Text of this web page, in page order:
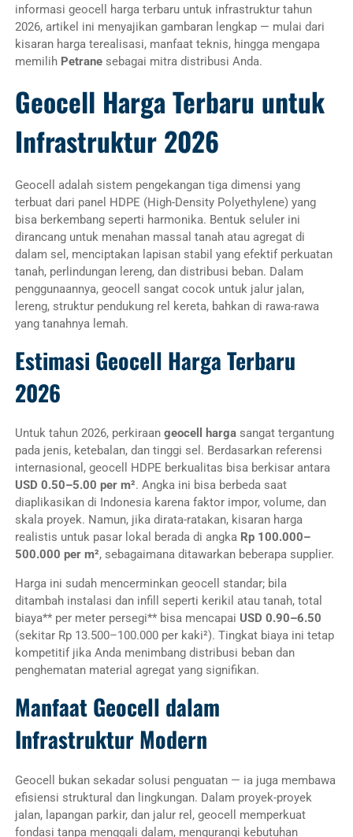
informasi geocell harga terbaru untuk infrastruktur tahun
2026, artikel ini menyajikan gambaran lengkap — mulai dari
kisaran harga terealisasi, manfaat teknis, hingga mengapa
memilih Petranesebagai mitra distribusi Anda.
Geocell Harga Terbaru untuk
Infrastruktur 2026
Geocell adalah sistem pengekangan tiga dimensi yang
terbuat dari panel HDPE (High-Density Polyethylene) yang
bisa berkembang seperti harmonika. Bentuk seluler ini
dirancang untuk menahan massal tanah atau agregat di
dalam sel, menciptakan lapisan stabil yang efektif perkuatan
tanah, perlindungan lereng, dan distribusi beban. Dalam
penggunaannya, geocell sangat cocok untuk jalur jalan,
lereng, struktur pendukung rel kereta, bahkan di rawa-rawa
yang tanahnya lemah.
Estimasi Geocell Harga Terbaru
2026
Untuk tahun 2026, perkiraan geocell hargasangat tergantung
pada jenis, ketebalan, dan tinggi sel. Berdasarkan referensi
internasional, geocell HDPE berkualitas bisa berkisar antara
USD 0.50–5.00 per m². Angka ini bisa berbeda saat
diaplikasikan di Indonesia karena faktor impor, volume, dan
skala proyek. Namun, jika dirata-ratakan, kisaran harga
realistis untuk pasar lokal berada di angka Rp 100.000–
500.000 per m², sebagaimana ditawarkan beberapa supplier.
Harga ini sudah mencerminkan geocell standar; bila
ditambah instalasi dan infill seperti kerikil atau tanah, total
biaya** per meter persegi** bisa mencapai USD 0.90–6.50
(sekitar Rp 13.500–100.000 per kaki²). Tingkat biaya ini tetap
kompetitif jika Anda menimbang distribusi beban dan
penghematan material agregat yang signifikan.
Manfaat Geocell dalam
Infrastruktur Modern
Geocell bukan sekadar solusi penguatan — ia juga membawa
efisiensi struktural dan lingkungan. Dalam proyek-proyek
jalan, lapangan parkir, dan jalur rel, geocell memperkuat
fondasi tanpa menggali dalam, mengurangi kebutuhan